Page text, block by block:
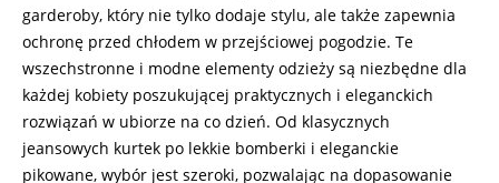
garderoby, który nie tylko dodaje stylu, ale także zapewnia
ochronę przed chłodem w przejściowej pogodzie. Te
wszechstronne i modne elementy odzieży są niezbędne dla
każdej kobiety poszukującej praktycznych i eleganckich
rozwiązań w ubiorze na co dzień. Od klasycznych
jeansowych kurtek po lekkie bomberki i eleganckie
pikowane, wybór jest szeroki, pozwalając na dopasowanie